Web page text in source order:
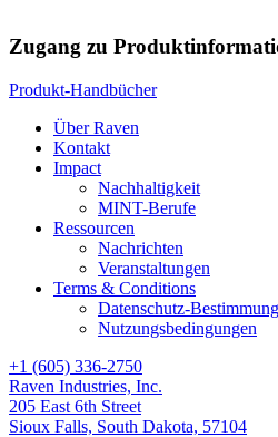
Zugang zu
Produkt-Handbücher
Über Raven
Kontakt
Impact
Nachhaltigkeit
MINT-Berufe
Ressourcen
Nachrichten
Veranstaltungen
Terms & Conditions
Datenschutz-
Nutzungsbedingungen
+1 (605) 336-2750
Raven Industries, Inc.
205 East 6th Street
Sioux Falls, South Dakota, 57104